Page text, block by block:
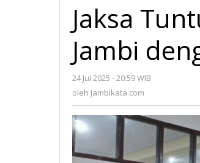
Si
Jaksa
Jambi
24 Jul 2025 - 20:59 WIB
oleh Jambikata.com